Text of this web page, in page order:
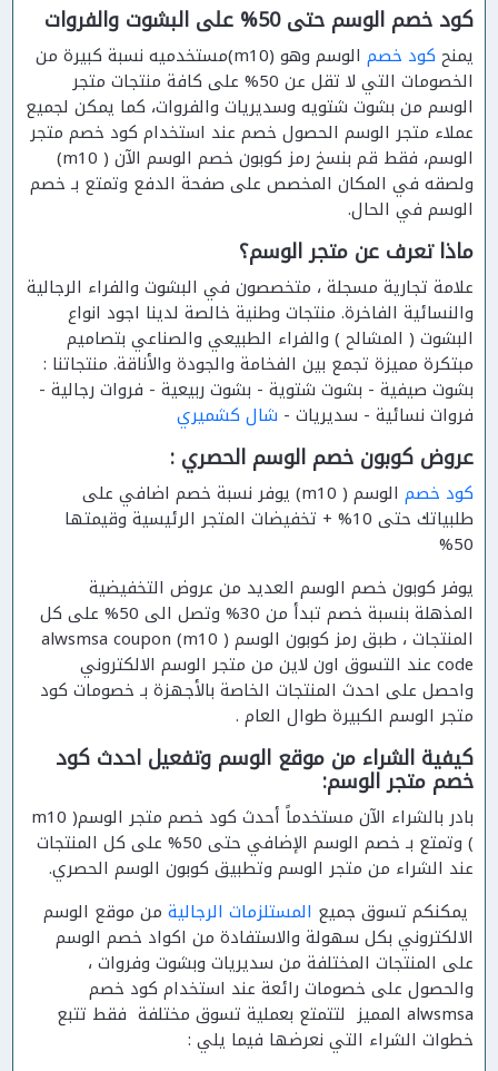
كود خصم الوسم حتى 50% على البشوت والفروات
يمنح كود خصم
الوسم وهو (m10)مستخدميه نسبة كبيرة من
الخصومات التي لا تقل عن 50% على كافة منتجات متجر
الوسم من بشوت شتويه وسديريات والفروات، كما يمكن لجميع
عملاء متجر الوسم الحصول خصم عند استخدام كود خصم متجر
الوسم، فقط قم بنسخ رمز كوبون خصم الوسم الآن ( m10)
ولصقه في المكان المخصص على صفحة الدفع وتمتع بـ خصم
الوسم في الحال.
ماذا تعرف عن متجر الوسم؟
علامة تجارية مسجلة ، متخصصون في البشوت والفراء الرجالية
والنسائية الفاخرة. منتجات وطنية خالصة لدينا اجود انواع
البشوت ( المشالح ) والفراء الطبيعي والصناعي بتصاميم
مبتكرة مميزة تجمع بين الفخامة والجودة والأناقة. منتجاتنا :
بشوت صيفية - بشوت شتوية - بشوت ربيعية - فروات رجالية -
فروات نسائية - سديريات - شال كشميري
عروض كوبون خصم الوسم الحصري :
كود خصم
الوسم ( m10) يوفر نسبة خصم اضافي على
طلبياتك حتى 10% + تخفيضات المتجر الرئيسية وقيمتها
50%
يوفر كوبون خصم الوسم العديد من عروض التخفيضية
المذهلة بنسبة خصم تبدأ من 30% وتصل الى 50% على كل
المنتجات ، طبق رمز كوبون الوسم ( m10) alwsmsa coupon
code عند التسوق اون لاين من متجر الوسم الالكتروني
واحصل على احدث المنتجات الخاصة بالأجهزة بـ خصومات كود
متجر الوسم الكبيرة طوال العام .
كيفية الشراء من موقع الوسم وتفعيل احدث كود
خصم متجر الوسم:
بادر بالشراء الآن مستخدماً أحدث كود خصم متجر الوسم( m10
) وتمتع بـ خصم الوسم الإضافي حتى 50% على كل المنتجات
عند الشراء من متجر الوسم وتطبيق كوبون الوسم الحصري.
يمكنكم تسوق جميع المستلزمات الرجالية من موقع الوسم
الالكتروني بكل سهولة والاستفادة من اكواد خصم الوسم
على المنتجات المختلفة من سديريات وبشوت وفروات ،
والحصول على خصومات رائعة عند استخدام كود خصم
alwsmsa المميز لتتمتع بعملية تسوق مختلفة فقط تتبع
خطوات الشراء التي نعرضها فيما يلي :